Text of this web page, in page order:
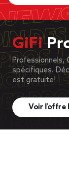
GiFi
Professionnels,
spécifiques.
est gratuite!
Voir l’offre